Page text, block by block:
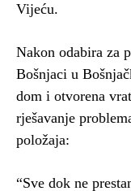
Vijeću.
Nakon odabira za
Bošnjaci u
dom i otvorena
rješavanje
položaja:
“Sve dok ne